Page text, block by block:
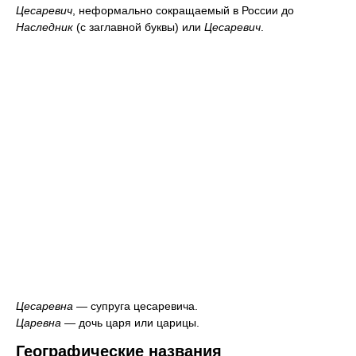
Цесаревич , неформально сокращаемый в России до
Наследник (с заглавной буквы) или Цесаревич
Цесаревна — супруга цесаревича.
Царевна — дочь царя или царицы.
Географические названия